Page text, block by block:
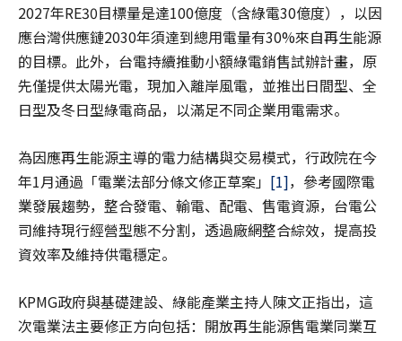
2027年RE30目標量是達100億度（含綠電30億度），以因
應台灣供應鏈2030年須達到總用電量有30%來自再生能源
的目標。此外，台電持續推動小額綠電銷售試辦計畫，原
先僅提供太陽光電，現加入離岸風電，並推出日間型、全
日型及冬日型綠電商品，以滿足不同企業用電需求。
為因應再生能源主導的電力結構與交易模式，行政院在今
年1月通過「電業法部分條文修正草案」 [1]，參考國際電
業發展趨勢，整合發電、輸電、配電、售電資源，台電公
司維持現行經營型態不分割，透過廠網整合綜效，提高投
資效率及維持供電穩定。
KPMG政府與基礎建設、綠能產業主持人陳文正指出，這
次電業法主要修正方向包括：開放再生能源售電業同業互